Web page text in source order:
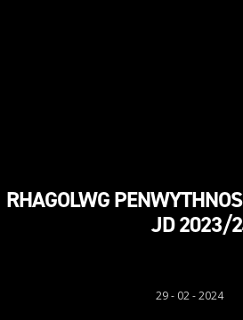
RHAGOLWG
JD 2023/
29 - 02 - 2024